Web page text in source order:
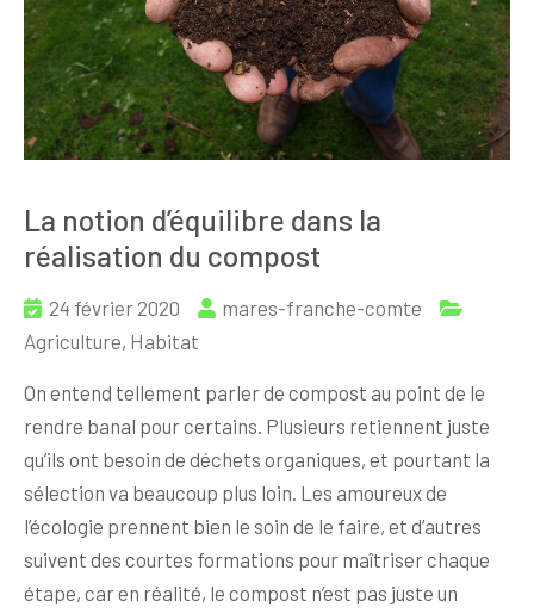
La notion d’équilibre dans la
réalisation du compost
24 février 2020
mares-franche-comte
Agriculture, Habitat
On entend tellement parler de compost au point de le
rendre banal pour certains. Plusieurs retiennent juste
qu’ils ont besoin de déchets organiques, et pourtant la
sélection va beaucoup plus loin. Les amoureux de
l’écologie prennent bien le soin de le faire, et d’autres
suivent des courtes formations pour maîtriser chaque
étape, car en réalité, le compost n’est pas juste un